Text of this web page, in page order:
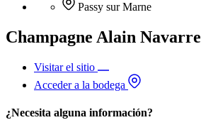
Passy sur Marne
Champagne Alain Navarre
Visitar el sitio
Acceder a la bodega
¿Necesita alguna información?